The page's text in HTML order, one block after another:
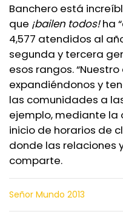
Banchero está
que ¡bailen todos! ha
4,577 atendidos al
segunda y tercera
esos rangos.
expandiéndonos y
las comunidades a
ejemplo, mediante la
inicio de horarios de
donde las relaciones
comparte.
Señor Mundo 2013